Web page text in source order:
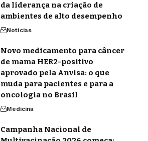
da liderança na criação de
ambientes de alto desempenho
Notícias
Novo medicamento para câncer
de mama HER2-positivo
aprovado pela Anvisa: o que
muda para pacientes e para a
oncologia no Brasil
Medicina
Campanha Nacional de